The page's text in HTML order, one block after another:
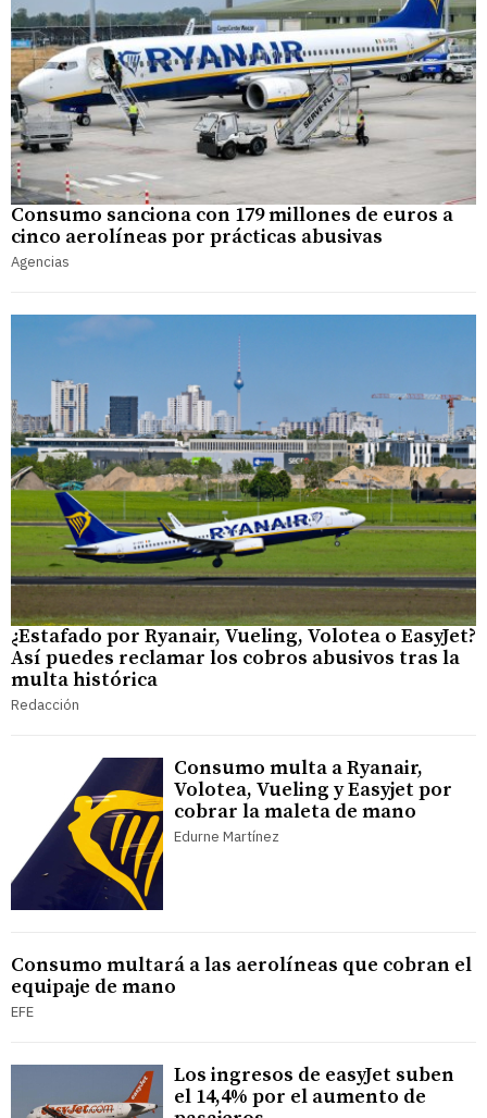
Consumo sanciona con 179 millones de euros a
cinco aerolíneas por prácticas abusivas
Agencias
¿Estafado por Ryanair, Vueling, Volotea o EasyJet?
Así puedes reclamar los cobros abusivos tras la
multa histórica
Redacción
Consumo multa a Ryanair,
Volotea, Vueling y Easyjet por
cobrar la maleta de mano
Edurne Martínez
Consumo multará a las aerolíneas que cobran el
equipaje de mano
EFE
Los ingresos de easyJet suben
el 14,4% por el aumento de